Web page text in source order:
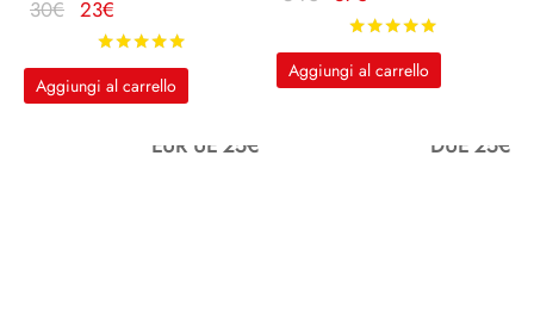
30€ Il
prezzo
originale
era:
23€
prezzo
attuale
è:
Aggiungi al carrello
prezzo
originale
era:
prezzo
attuale
è:
Aggiungi al carrello
EUR UE 25€ DUE 25€